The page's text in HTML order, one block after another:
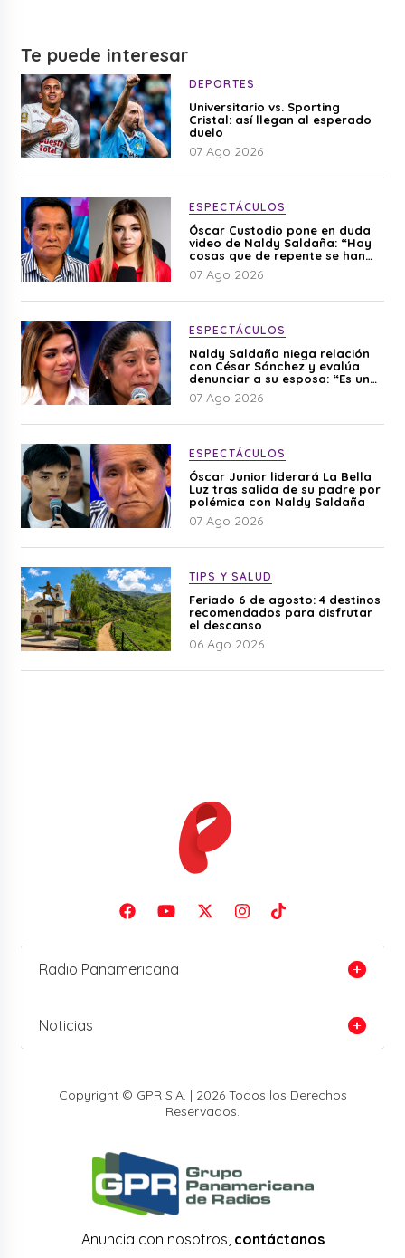
Te puede interesar
DEPORTES
Universitario vs. Sporting
Cristal: así llegan al esperado
duelo
07 Ago 2026
ESPECTÁCULOS
Óscar Custodio pone en duda
video de Naldy Saldaña: “Hay
cosas que de repente se han
editado”
07 Ago 2026
ESPECTÁCULOS
Naldy Saldaña niega relación
con César Sánchez y evalúa
denunciar a su esposa: “Es una
difamación”
07 Ago 2026
ESPECTÁCULOS
Óscar Junior liderará La Bella
Luz tras salida de su padre por
polémica con Naldy Saldaña
07 Ago 2026
TIPS Y SALUD
Feriado 6 de agosto: 4 destinos
recomendados para disfrutar
el descanso
06 Ago 2026
Radio Panamericana
Noticias
Copyright © GPR S.A. | 2026 Todos los Derechos
Reservados.
Anuncia con nosotros, contáctanos